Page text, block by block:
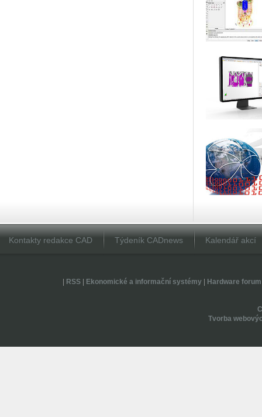
Kontakty redakce CAD Týdeník CADnews Kalendář akcí
RSS| Ekonomické a informační systémy| Hardware forum
Tvorba